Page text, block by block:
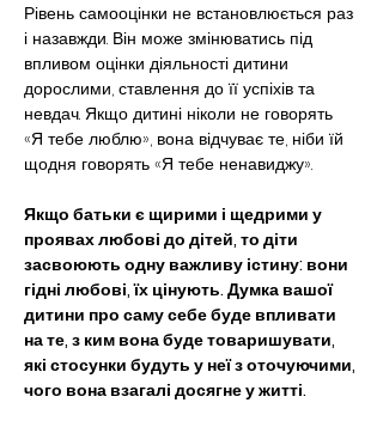
Рівень самооцінки не встановлюється раз
і назавжди. Він може змінюватись під
впливом оцінки діяльності дитини
дорослими, ставлення до її успіхів та
невдач. Якщо дитині ніколи не говорять
«Я тебе люблю», вона відчуває те, ніби їй
щодня говорять «Я тебе ненавиджу».
Якщо батьки є щирими і щедрими у
проявах любові до дітей, то діти
засвоюють одну важливу істину: вони
гідні любові, їх цінують. Думка вашої
дитини про саму себе буде впливати
на те, з ким вона буде товаришувати,
які стосунки будуть у неї з оточуючими,
чого вона взагалі досягне у житті.